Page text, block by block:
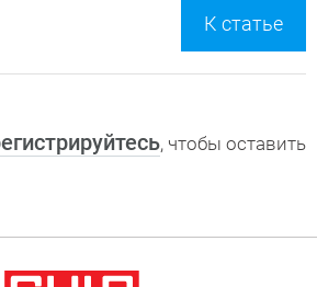
К статье
, чтобы оставить